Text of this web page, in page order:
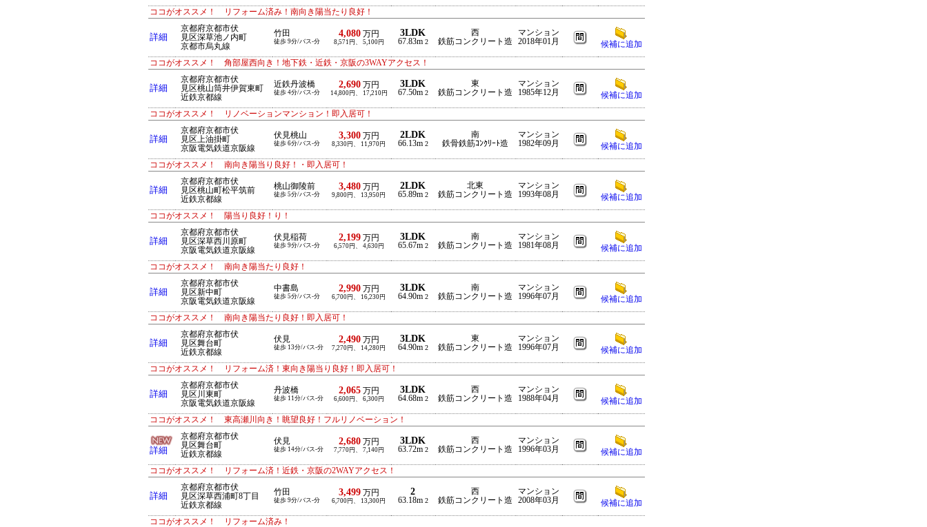
ココがオススメ！ リフォーム済み！南向き陽当たり良好！
詳細
京都府京都市伏
見区深草池ノ内町
京都市烏丸線
竹田
徒歩 9分/バス-分
4,080万円
8,571円、 5,100円
3LDK
67.83m 2
西
鉄筋コンクリート造
マンション
2018年01月
候補に追加
ココがオススメ！ 角部屋西向き！地下鉄・近鉄・京阪の3WAYアクセス！
詳細
京都府京都市伏
見区桃山筒井伊賀東町
近鉄京都線
近鉄丹波橋
徒歩 4分/バス-分
2,690万円
14,800円、 17,210円
3LDK
67.50m 2
東
鉄筋コンクリート造
マンション
1985年12月
候補に追加
ココがオススメ！ リノベーションマンション！即入居可！
詳細
京都府京都市伏
見区上油掛町
京阪電気鉄道京阪線
伏見桃山
徒歩 6分/バス-分
3,300万円
8,330円、 11,970円
2LDK
66.13m 2
南
鉄骨鉄筋ｺﾝｸﾘｰﾄ造
マンション
1982年09月
候補に追加
ココがオススメ！ 南向き陽当り良好！・即入居可！
詳細
京都府京都市伏
見区桃山町松平筑前
近鉄京都線
桃山御陵前
徒歩 5分/バス-分
3,480万円
9,800円、 13,950円
2LDK
65.89m 2
北東
鉄筋コンクリート造
マンション
1993年08月
候補に追加
ココがオススメ！ 陽当り良好！り！
詳細
京都府京都市伏
見区深草西川原町
京阪電気鉄道京阪線
伏見稲荷
徒歩 9分/バス-分
2,199万円
6,570円、 4,630円
3LDK
65.67m 2
南
鉄筋コンクリート造
マンション
1981年08月
候補に追加
ココがオススメ！ 南向き陽当たり良好！
詳細
京都府京都市伏
見区新中町
京阪電気鉄道京阪線
中書島
徒歩 5分/バス-分
2,990万円
6,700円、 16,230円
3LDK
64.90m 2
南
鉄筋コンクリート造
マンション
1996年07月
候補に追加
ココがオススメ！ 南向き陽当たり良好！即入居可！
詳細
京都府京都市伏
見区舞台町
近鉄京都線
伏見
徒歩 13分/バス-分
2,490万円
7,270円、 14,280円
3LDK
64.90m 2
東
鉄筋コンクリート造
マンション
1996年07月
候補に追加
ココがオススメ！ リフォーム済！東向き陽当り良好！即入居可！
詳細
京都府京都市伏
見区川東町
京阪電気鉄道京阪線
丹波橋
徒歩 11分/バス-分
2,065万円
6,600円、 6,300円
3LDK
64.68m 2
西
鉄筋コンクリート造
マンション
1988年04月
候補に追加
ココがオススメ！ 東高瀬川向き！眺望良好！フルリノベーション！
詳細
京都府京都市伏
見区舞台町
近鉄京都線
伏見
徒歩 14分/バス-分
2,680万円
7,770円、 7,140円
3LDK
63.72m 2
西
鉄筋コンクリート造
マンション
1996年03月
候補に追加
ココがオススメ！ リフォーム済！近鉄・京阪の2WAYアクセス！
詳細
京都府京都市伏
見区深草西浦町8丁目
近鉄京都線
竹田
徒歩 9分/バス-分
3,499万円
6,700円、 13,300円
2
63.18m 2
西
鉄筋コンクリート造
マンション
2008年03月
候補に追加
ココがオススメ！ リフォーム済み！